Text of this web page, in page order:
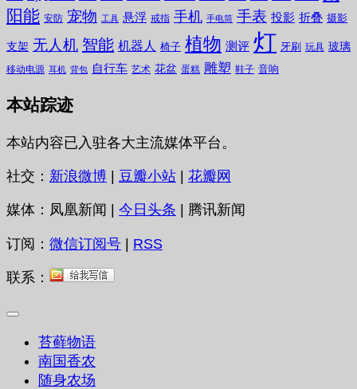
阳能 安防 宠物 工具 悬浮 戒指 手机 手电筒 手表 投影 折叠 摄影
支架 无人机 智能 机器人 椅子 植物 测评 灯 牙刷 玩具 玻璃
移动电源 耳机 背包 自行车 艺术 花盆 蛋糕 雕塑 鞋子 音响
本站踪迹
本站内容已入驻各大主流媒体平台。
社交： 新浪微博 豆瓣小站 花瓣网
媒体：凤凰新闻 | 今日头条 | 腾讯新闻
订阅： 微信订阅号 | RSS
联系：
苔藓物语
南国香农
随身农场